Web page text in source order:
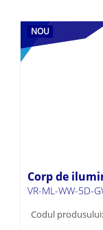
NOU
Corp de
VR-ML-WW-5D-
Codul